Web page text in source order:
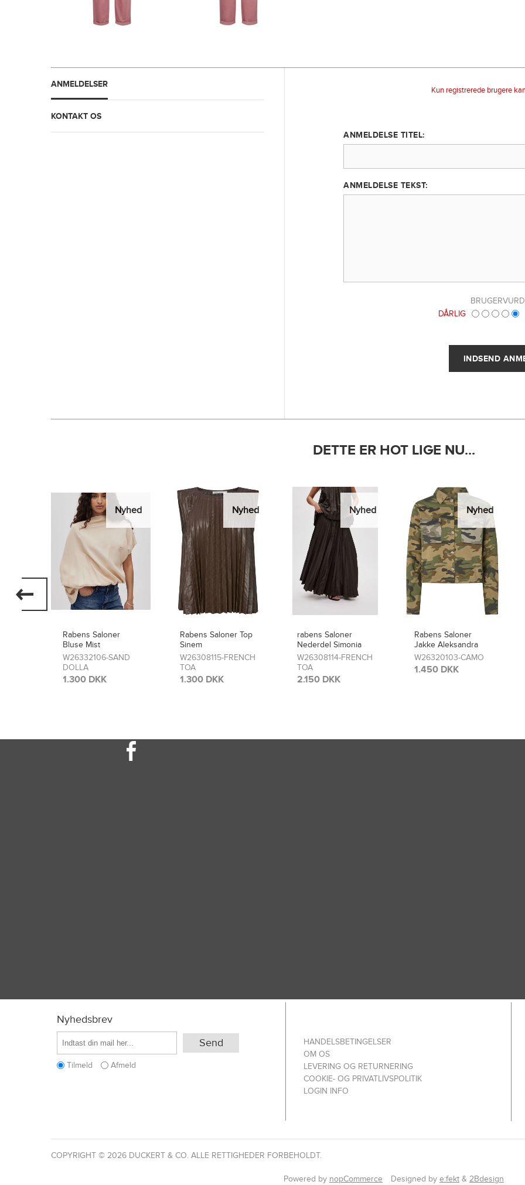
ANMELDELSER
KONTAKT OS
Kun registrerede brugere
ANMELDELSE TITEL:
ANMELDELSE TEKST:
DÅRLIG
DETTE ER HOT LIGE NU...
Nyhed
Rabens Saloner Top
Sinem
W26308115-FRENCH
TOA
1.300 DKK
Nyhed
rabens Saloner
Nederdel Simonia
W26308114-FRENCH
TOA
2.150 DKK
Nyhed
Rabens Saloner
Jakke Aleksandra
W26320103-CAMO
1.450 DKK
Nyhed
rabens Saloner
Bukser Niva
W26320101-CAMO
1.400 DKK
Nyhedsbrev
Tilmeld Afmeld
HANDELSBETINGELSER
OM OS
LEVERING OG RETURNERING
COOKIE- OG PRIVATLIVSPOLITIK
LOGIN INFO
COPYRIGHT © 2026 DUCKERT & CO. ALLE RETTIGHEDER FORBEHOLDT.
Powered by nopCommerce Designed by e:fekt & 2Bdesign